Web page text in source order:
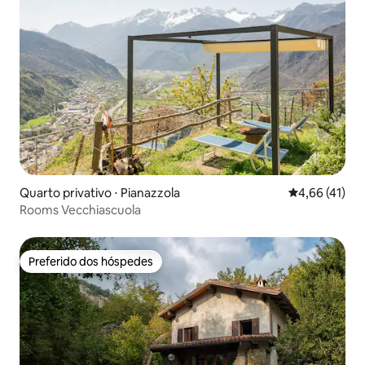
Quarto privativo ⋅ Pianazzola 4,66 de uma
4,66 (41)
Rooms Vecchiascuola
Preferido dos hóspedes
Preferido dos hóspedes